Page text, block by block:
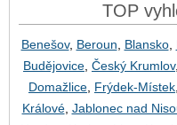
TOP
Benešov, Beroun Blansko,
Budějovice Český Krumlov,
Domažlice Frýdek-Místek
Králové, Jablonec nad